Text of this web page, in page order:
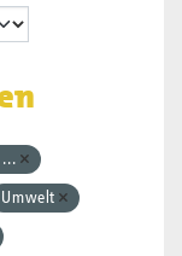
...
Umwelt